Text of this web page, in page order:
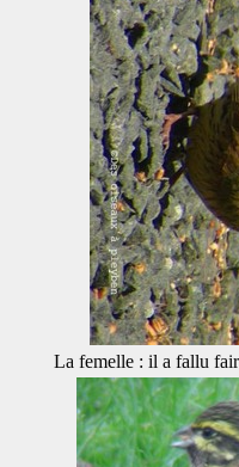
La femelle : il a fallu